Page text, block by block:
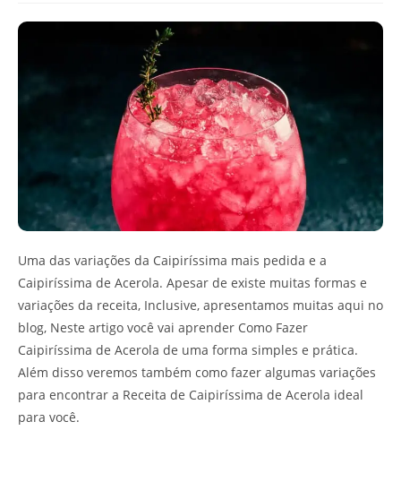
Uma das variações da Caipiríssima mais pedida e a
Caipiríssima de Acerola. Apesar de existe muitas formas e
variações da receita, Inclusive, apresentamos muitas aqui no
blog, Neste artigo você vai aprender Como Fazer
Caipiríssima de Acerola de uma forma simples e prática.
Além disso veremos também como fazer algumas variações
para encontrar a Receita de Caipiríssima de Acerola ideal
para você.